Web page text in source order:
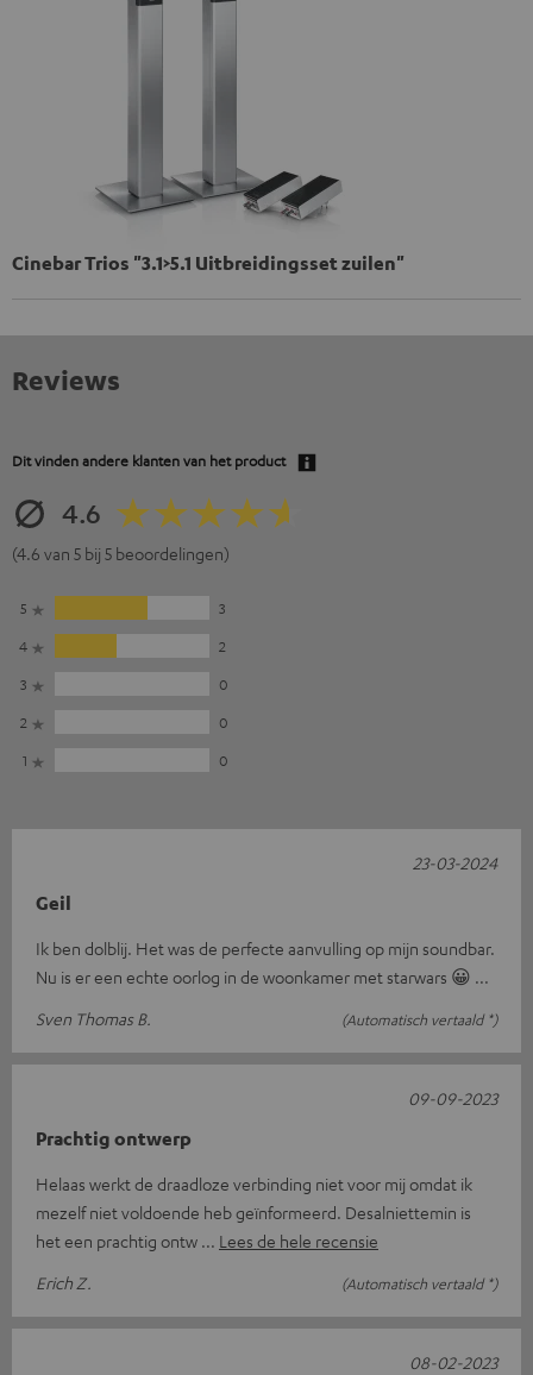
Cinebar Trios "3.1>5.1 Uitbreidingsset zuilen"
Reviews
Dit vinden andere klanten van het product
4.6
(4.6 van 5 bij 5 beoordelingen)
5
3
4
2
3
0
2
0
1
0
Geil
Ik ben dolblij. Het was de perfecte aanvulling op mijn soundbar.
Nu is er een echte oorlog in de woonkamer met starwars 😀 ...
Sven Thomas B.
(Automatisch vertaald *)
23-03-2024
Prachtig ontwerp
Helaas werkt de draadloze verbinding niet voor mij omdat ik
mezelf niet voldoende heb geïnformeerd. Desalniettemin is
het een prachtig ontw
Lees de hele recensie
Erich Z.
(Automatisch vertaald *)
09-09-2023
08-02-2023